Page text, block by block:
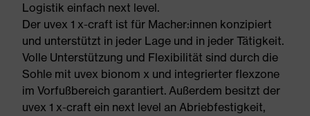
Logistik einfach next level.
Der uvex 1 x-craft ist für Macher:innen konzipiert
und unterstützt in jeder Lage und in jeder Tätigkeit.
Volle Unterstützung und Flexibilität sind durch die
Sohle mit uvex bionom x und integrierter flexzone
im Vorfußbereich garantiert. Außerdem besitzt der
uvex 1 x-craft ein next level an Abriebfestigkeit,